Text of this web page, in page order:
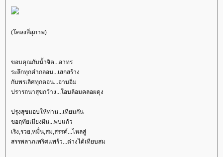
(โคลงสี่สุภาพ)
ขอบคุณกับน้ำจิต...อาทร
ระลึกทุกคำกลอน...เสกสร้าง
กับพรเลิศทุกตอน...อาบอิ่ม
ปรารถนาสุขกว้าง...โอบล้อมคลอผดุง
ปรุงสุขมอบให้ท่าน...เทียมกัน
ขอฤทัยเมียงฝัน...พบแก้ว
เริง,รวย,หมื่น,สม,สรรค์...ไหลสู่
สรรพลาภเพริศแพร้ว...ต่างได้เทียบสม